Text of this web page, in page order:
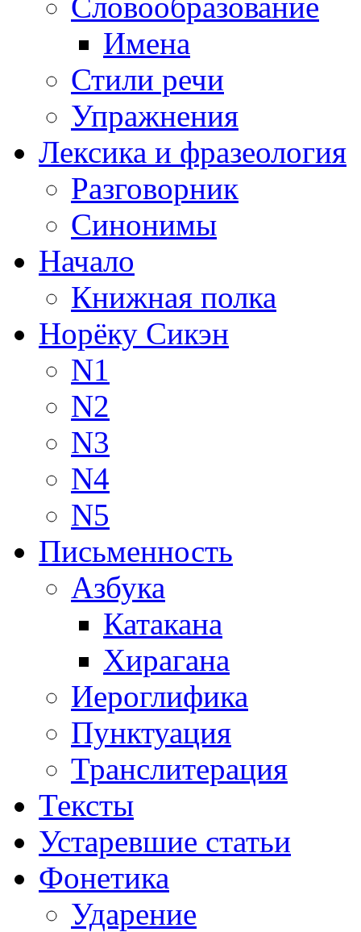
Имена
Стили речи
Упражнения
Лексика и фразеология
Разговорник
Синонимы
Начало
Книжная полка
Норёку Сикэн
N1
N2
N3
N4
N5
Письменность
Азбука
Катакана
Хирагана
Иероглифика
Пунктуация
Транслитерация
Тексты
Устаревшие статьи
Фонетика
Ударение